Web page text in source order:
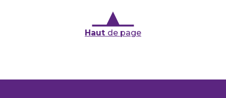
Haut de page